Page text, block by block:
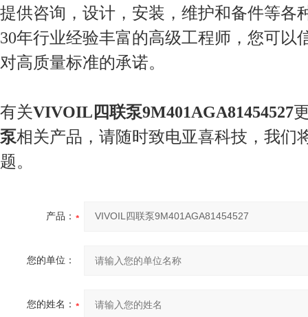
提供咨询，设计，安装，维护和备件等各
30年行业经验丰富的高级工程师，您可以
对高质量标准的承诺。
有关VIVOIL四联泵9M401AGA81454527
泵相关产品，请随时致电亚喜科技，我们
题。
产品：
您的单位：
您的姓名：